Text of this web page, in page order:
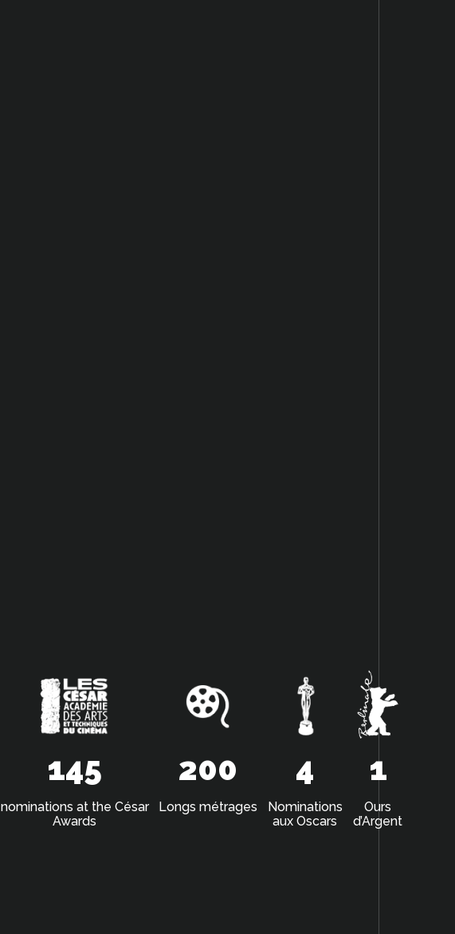
145
nominations at the César
Awards
200
Longs métrages
4
Nominations
aux Oscars
1
Ours
d’Argent